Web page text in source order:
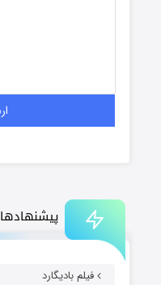
پیشنهادها
فیلم بادیگارد